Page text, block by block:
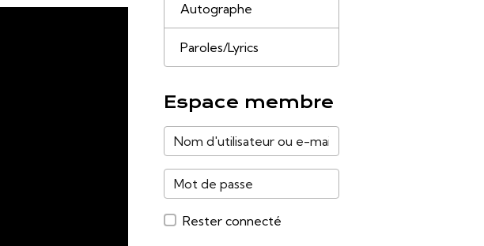
Autographe
Paroles/Lyrics
Espace membre
Rester connecté